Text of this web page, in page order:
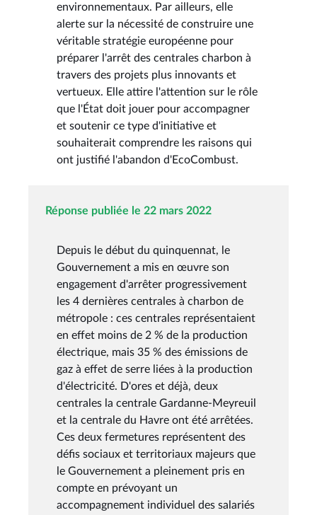
environnementaux. Par ailleurs, elle
alerte sur la nécessité de construire une
véritable stratégie européenne pour
préparer l'arrêt des centrales charbon à
travers des projets plus innovants et
vertueux. Elle attire l'attention sur le rôle
que l'État doit jouer pour accompagner
et soutenir ce type d'initiative et
souhaiterait comprendre les raisons qui
ont justifié l'abandon d'EcoCombust.
Réponse publiée le 22 mars 2022
Depuis le début du quinquennat, le
Gouvernement a mis en œuvre son
engagement d'arrêter progressivement
les 4 dernières centrales à charbon de
métropole : ces centrales représentaient
en effet moins de 2 % de la production
électrique, mais 35 % des émissions de
gaz à effet de serre liées à la production
d'électricité. D'ores et déjà, deux
centrales la centrale Gardanne-Meyreuil
et la centrale du Havre ont été arrêtées.
Ces deux fermetures représentent des
défis sociaux et territoriaux majeurs que
le Gouvernement a pleinement pris en
compte en prévoyant un
accompagnement individuel des salariés